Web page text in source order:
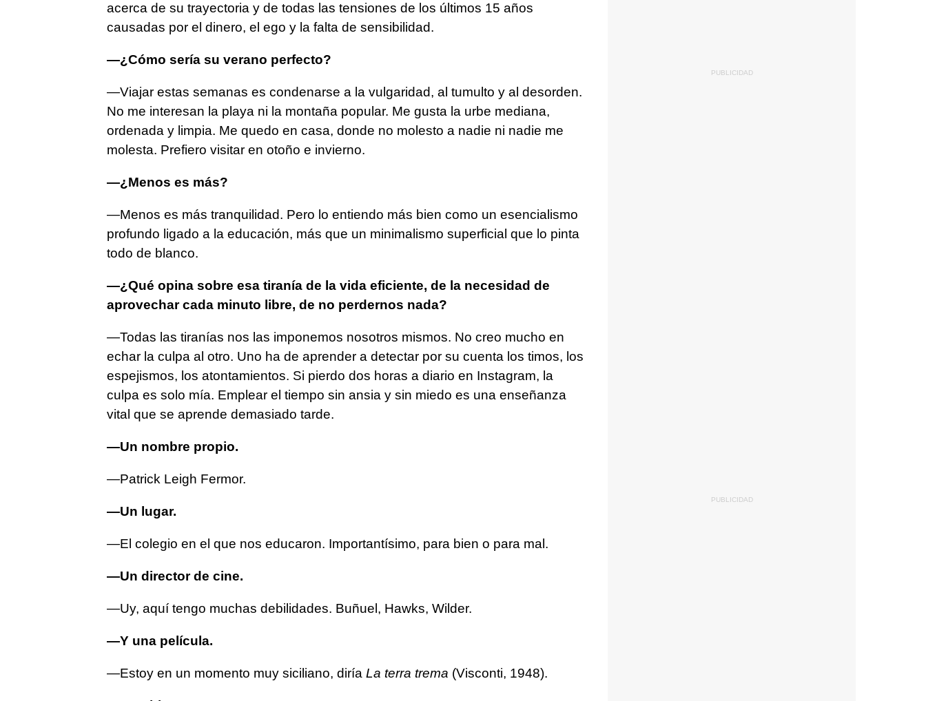
acerca de su trayectoria y de todas las tensiones de los últimos 15 años
causadas por el dinero, el ego y la falta de sensibilidad.
—¿Cómo sería su verano perfecto?
—Viajar estas semanas es condenarse a la vulgaridad, al tumulto y al desorden.
No me interesan la playa ni la montaña popular. Me gusta la urbe mediana,
ordenada y limpia. Me quedo en casa, donde no molesto a nadie ni nadie me
molesta. Prefiero visitar en otoño e invierno.
—¿Menos es más?
—Menos es más tranquilidad. Pero lo entiendo más bien como un esencialismo
profundo ligado a la educación, más que un minimalismo superficial que lo pinta
todo de blanco.
—¿Qué opina sobre esa tiranía de la vida eficiente, de la necesidad de
aprovechar cada minuto libre, de no perdernos nada?
—Todas las tiranías nos las imponemos nosotros mismos. No creo mucho en
echar la culpa al otro. Uno ha de aprender a detectar por su cuenta los timos, los
espejismos, los atontamientos. Si pierdo dos horas a diario en Instagram, la
culpa es solo mía. Emplear el tiempo sin ansia y sin miedo es una enseñanza
vital que se aprende demasiado tarde.
—Un nombre propio.
—Patrick Leigh Fermor.
—Un lugar.
—El colegio en el que nos educaron. Importantísimo, para bien o para mal.
—Un director de cine.
—Uy, aquí tengo muchas debilidades. Buñuel, Hawks, Wilder.
—Y una película.
—Estoy en un momento muy siciliano, diría La terra trema (Visconti, 1948).